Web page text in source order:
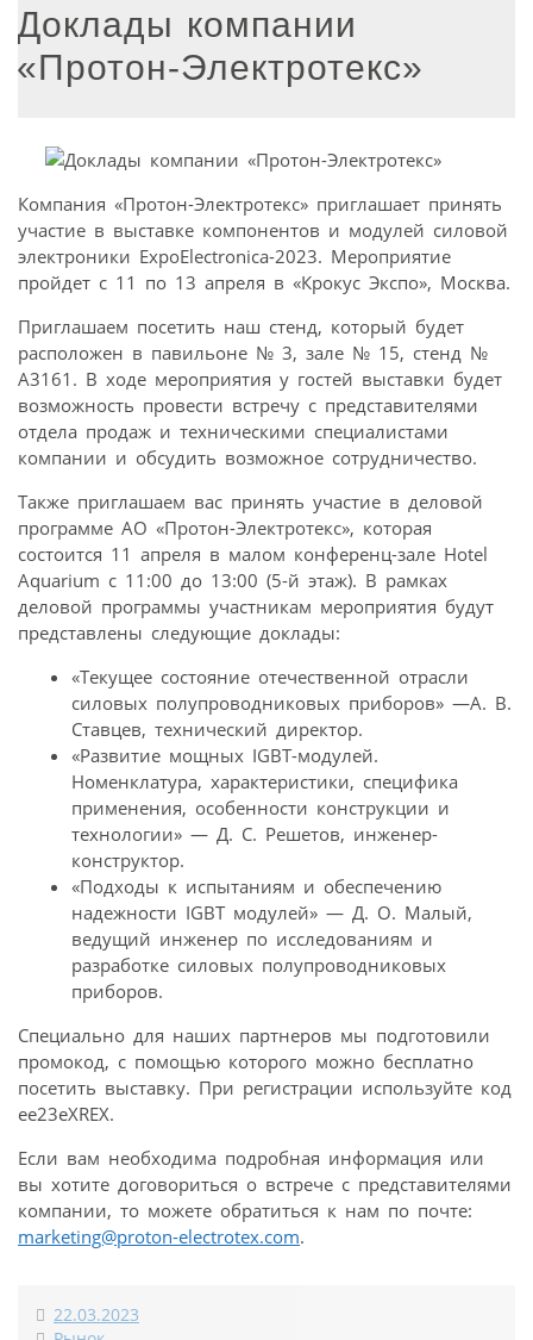
Доклады компании
«Протон-Электротекс»
Компания «Протон-Электротекс» приглашает принять
участие в выставке компонентов и модулей силовой
электроники ExpoElectronica-2023. Мероприятие
пройдет с 11 по 13 апреля в «Крокус Экспо», Москва.
Приглашаем посетить наш стенд, который будет
расположен в павильоне № 3, зале № 15, стенд №
A3161. В ходе мероприятия у гостей выставки будет
возможность провести встречу с представителями
отдела продаж и техническими специалистами
компании и обсудить возможное сотрудничество.
Также приглашаем вас принять участие в деловой
программе АО «Протон-Электротекс», которая
состоится 11 апреля в малом конференц-зале Hotel
Aquarium с 11:00 до 13:00 (5-й этаж). В рамках
деловой программы участникам мероприятия будут
представлены следующие доклады:
«Текущее состояние отечественной отрасли
силовых полупроводниковых приборов» —А. В.
Ставцев, технический директор.
«Развитие мощных IGBT-модулей.
Номенклатура, характеристики, специфика
применения, особенности конструкции и
технологии» — Д. С. Решетов, инженер-
конструктор.
«Подходы к испытаниям и обеспечению
надежности IGBT модулей» — Д. О. Малый,
ведущий инженер по исследованиям и
разработке силовых полупроводниковых
приборов.
Специально для наших партнеров мы подготовили
промокод, с помощью которого можно бесплатно
посетить выставку. При регистрации используйте код
ee23eXREX.
Если вам необходима подробная информация или
вы хотите договориться о встрече с представителями
компании, то можете обратиться к нам по почте:
marketing@proton-electrotex.com.
22.03.2023